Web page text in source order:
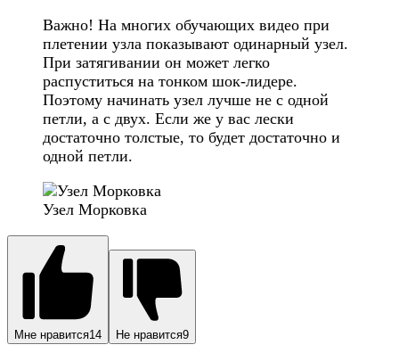
Важно! На многих обучающих видео при
плетении узла показывают одинарный узел.
При затягивании он может легко
распуститься на тонком шок-лидере.
Поэтому начинать узел лучше не с одной
петли, а с двух. Если же у вас лески
достаточно толстые, то будет достаточно и
одной петли.
Узел Морковка
Мне нравится14 Не нравится9